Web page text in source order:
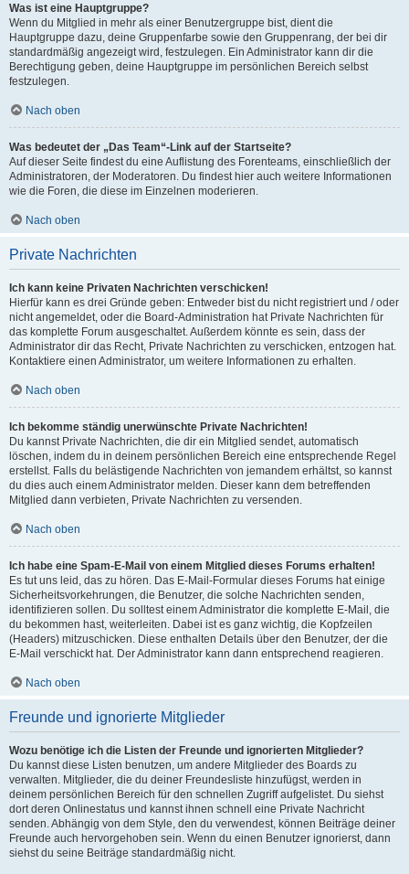
Was ist eine Hauptgruppe?
Wenn du Mitglied in mehr als einer Benutzergruppe bist, dient die
Hauptgruppe dazu, deine Gruppenfarbe sowie den Gruppenrang, der bei dir
standardmäßig angezeigt wird, festzulegen. Ein Administrator kann dir die
Berechtigung geben, deine Hauptgruppe im persönlichen Bereich selbst
festzulegen.
Nach oben
Was bedeutet der „Das Team“-Link auf der Startseite?
Auf dieser Seite findest du eine Auflistung des Forenteams, einschließlich der
Administratoren, der Moderatoren. Du findest hier auch weitere Informationen
wie die Foren, die diese im Einzelnen moderieren.
Nach oben
Private Nachrichten
Ich kann keine Privaten Nachrichten verschicken!
Hierfür kann es drei Gründe geben: Entweder bist du nicht registriert und / oder
nicht angemeldet, oder die Board-Administration hat Private Nachrichten für
das komplette Forum ausgeschaltet. Außerdem könnte es sein, dass der
Administrator dir das Recht, Private Nachrichten zu verschicken, entzogen hat.
Kontaktiere einen Administrator, um weitere Informationen zu erhalten.
Nach oben
Ich bekomme ständig unerwünschte Private Nachrichten!
Du kannst Private Nachrichten, die dir ein Mitglied sendet, automatisch
löschen, indem du in deinem persönlichen Bereich eine entsprechende Regel
erstellst. Falls du belästigende Nachrichten von jemandem erhältst, so kannst
du dies auch einem Administrator melden. Dieser kann dem betreffenden
Mitglied dann verbieten, Private Nachrichten zu versenden.
Nach oben
Ich habe eine Spam-E-Mail von einem Mitglied dieses Forums erhalten!
Es tut uns leid, das zu hören. Das E-Mail-Formular dieses Forums hat einige
Sicherheitsvorkehrungen, die Benutzer, die solche Nachrichten senden,
identifizieren sollen. Du solltest einem Administrator die komplette E-Mail, die
du bekommen hast, weiterleiten. Dabei ist es ganz wichtig, die Kopfzeilen
(Headers) mitzuschicken. Diese enthalten Details über den Benutzer, der die
E-Mail verschickt hat. Der Administrator kann dann entsprechend reagieren.
Nach oben
Freunde und ignorierte Mitglieder
Wozu benötige ich die Listen der Freunde und ignorierten Mitglieder?
Du kannst diese Listen benutzen, um andere Mitglieder des Boards zu
verwalten. Mitglieder, die du deiner Freundesliste hinzufügst, werden in
deinem persönlichen Bereich für den schnellen Zugriff aufgelistet. Du siehst
dort deren Onlinestatus und kannst ihnen schnell eine Private Nachricht
senden. Abhängig von dem Style, den du verwendest, können Beiträge deiner
Freunde auch hervorgehoben sein. Wenn du einen Benutzer ignorierst, dann
siehst du seine Beiträge standardmäßig nicht.